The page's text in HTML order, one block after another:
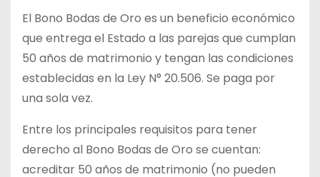
El Bono Bodas de Oro es un beneficio económico
que entrega el Estado a las parejas que cumplan
50 años de matrimonio y tengan las condiciones
establecidas en la Ley N° 20.506. Se paga por
una sola vez.
Entre los principales requisitos para tener
derecho al Bono Bodas de Oro se cuentan:
acreditar 50 años de matrimonio (no pueden